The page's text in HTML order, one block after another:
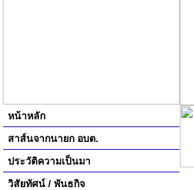
หน้าหลัก
สาส์นจากนายก อบต.
ประวัติความเป็นมา
วิสัยทัศน์ / พันธกิจ